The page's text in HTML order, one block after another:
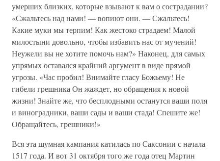
умерших близких, которые взывают к вам о сострадании?
«Сжальтесь над нами! — вопиют они. — Сжальтесь!
Какие муки мы терпим! Как жестоко страдаем! Малой
милостыни довольно, чтобы избавить нас от мучений!
Неужели вы не хотите помочь нам?» Наконец, для самых
упрямых оставался крайний аргумент в виде прямой
угрозы. «Час пробил! Внимайте гласу Божьему! Не
гибели грешника Он жаждет, но обращения к новой
жизни! Знайте же, что бесплодными останутся ваши поля
и виноградники, ваши сады и ваши стада! Спешите же!
Обращайтесь, грешники!»
Вся эта шумная кампания катилась по Саксонии с начала
1517 года. И вот 31 октября того же года отец Мартин